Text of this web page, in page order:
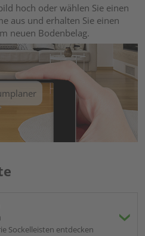
hoch oder wählen Sie einen
aus und erhalten Sie einen
neuen Bodenbelag.
Sockelleisten entdecken